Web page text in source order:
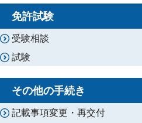
免許試験
受験相談
試験
その他の手続き
記載事項変更・再交付